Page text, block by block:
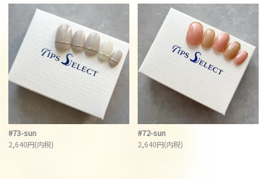
#73-sun
2,640円(内税)
#72-sun
2,640円(内税)